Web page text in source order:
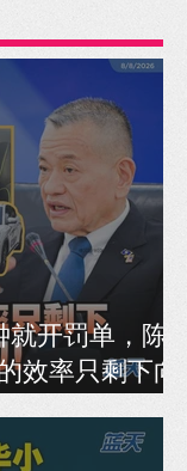
开罚单，陈德
效率只剩下向